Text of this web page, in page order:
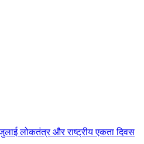
जुलाई लोकतंत्र और राष्ट्रीय एकता दिवस